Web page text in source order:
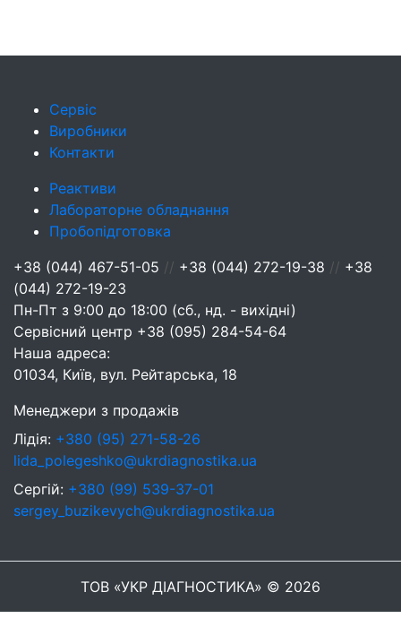
Сервіс
Виробники
Контакти
Реактиви
Лабораторне обладнання
Пробопідготовка
+38 (044) 467-51-05 // +38 (044) 272-19-38 // +38
(044) 272-19-23
Пн-Пт з 9:00 до 18:00 (сб., нд. - вихідні)
Сервісний центр +38 (095) 284-54-64
Наша адреса:
01034, Київ, вул. Рейтарська, 18
Менеджери з продажів
Лідія: +380 (95) 271-58-26
lida_polegeshko@ukrdiagnostika.ua
Сергій: +380 (99) 539-37-01
sergey_buzikevych@ukrdiagnostika.ua
ТОВ «УКР ДІАГНОСТИКА» © 2026